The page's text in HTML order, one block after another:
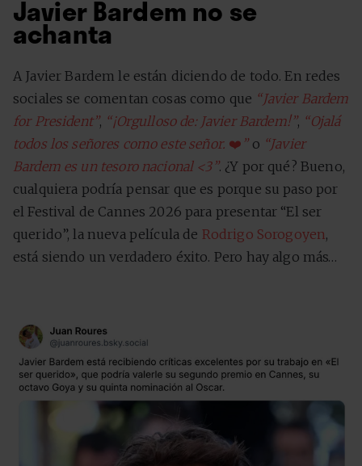
Javier Bardem no se
achanta
A Javier Bardem le están diciendo de todo. En redes
sociales se comentan cosas como que “Javier Bardem
for President”, “¡Orgulloso de: Javier Bardem!”, “Ojalá
todos los señores como este señor. ❤️ ”o “Javier
Bardem es un tesoro nacional <3”. ¿Y por qué? Bueno,
cualquiera podría pensar que es porque su paso por
el Festival de Cannes 2026 para presentar “El ser
querido”, la nueva película de Rodrigo Sorogoyen,
está siendo un verdadero éxito. Pero hay algo más…